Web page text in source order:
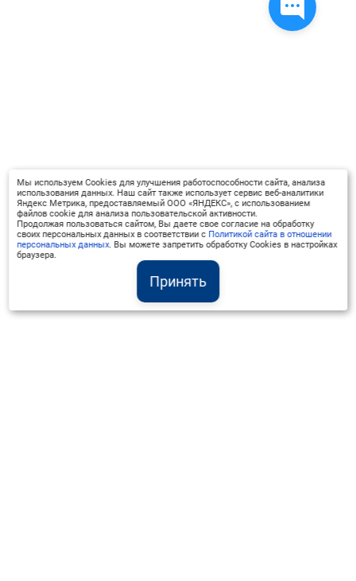
Принять
Мы используем Cookies для улучшения работоспособности сайта, анализа
использования данных. Наш сайт также использует сервис веб-аналитики
Яндекс Метрика, предоставляемый ООО «ЯНДЕКС», с использованием
файлов cookie для анализа пользовательской активности.
Продолжая пользоваться сайтом, Вы даете свое согласие на обработку
своих персональных данных в соответствии с Политикой сайта в отношении
персональных данных. Вы можете запретить обработку Cookies в настройках
браузера.